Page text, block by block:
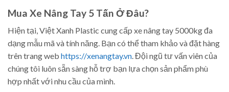
Mua Xe Nâng Tay 5 Tấn Ở Đâu?
Hiện tại, Việt Xanh Plastic cung cấp xe nâng tay 5000kg đa
dạng mẫu mã và tính năng. Bạn có thể tham khảo và đặt hàng
trên trang web https://xenangtay.vn. Đội ngũ tư vấn viên của
chúng tôi luôn sẵn sàng hỗ trợ bạn lựa chọn sản phẩm phù
hợp nhất với nhu cầu của mình.